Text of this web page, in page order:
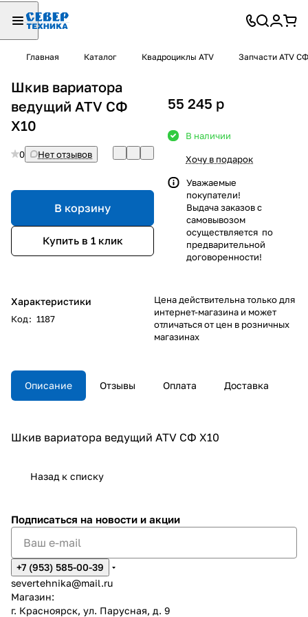
Главная Каталог Квадроциклы ATV Запчасти ATV СФ
Шкив вариатора
ведущий ATV СФ
X10
0 Нет отзывов
В корзину
Купить в 1 клик
Характеристики
Код: 1187
55 245 p
В наличии
Хочу в подарок
Уважаемые
покупатели!
Выдача заказов с
самовывозом
осуществляется по
предварительной
договоренности!
Цена действительна только для
интернет-магазина и может
отличаться от цен в розничных
магазинах
Описание Отзывы Оплата Доставка
Шкив вариатора ведущий ATV СФ X10
Назад к списку
Подписаться на новости и акции
+7 (953) 585-00-39
severtehnika@mail.ru
Магазин:
г. Красноярск, ул. Парусная, д. 9